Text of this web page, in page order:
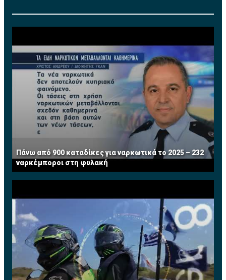
Procter & Gamble Co. (P&G) ως Brand Manager στο
εξωτερικό, ενώ από το 1989 μέχρι το 2013 εργαζόταν
αρχικά ως χρηματοοικονομικός αναλυτής και
μετέπειτα ως Διευθυντής Χαρτοφυλακίου στο Τμήμα
Τραπεζικών Εργασιών. Από το 2008 μέχρι και την
εθελούσια αποχώρησή της από την τράπεζα τον Ιούλιο
του 2013 κατείχε την θέση του Ανώτερου Διευθυντή
και ηγείτο της Διεύθυνσης Τραπεζικών Εργασιών
Μεγάλων Επιχειρήσεων. Διαθέτει πέραν των 25
χρόνων πολύπλευρης εμπειρίας σε τραπεζικά θέματα.
Τώρα ασκεί το επάγγελμα του Συμβούλου
Επιχειρήσεων σε χρηματοοικονομικά θέματα. Έχει
διατελέσει μέλος του Συμβουλίου του Institute of
Financial Services (IFS) Κύπρου.
Πάνω από 900 καταδίκες για ναρκωτικά το 2025 – 232
ναρκέμποροι στη φυλακή